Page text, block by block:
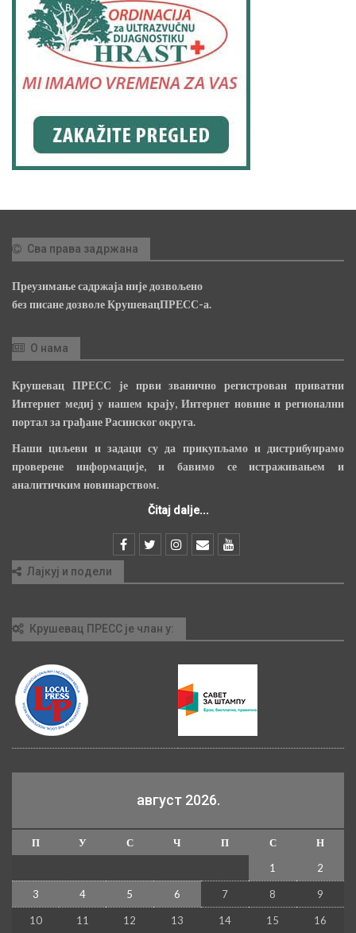
Сва права задржана
Преузимање садржаја није дозвољено
без писане дозволе КрушевацПРЕСС-а.
О нама
Крушевац ПРЕСС је први званично регистрован приватни
Интернет медиј у нашем крају, Интернет новине и регионални
портал за грађане Расинског округа.
Наши циљеви и задаци су да прикупљамо и дистрибуирамо
проверене информације, и бавимо се истраживањем и
аналитичким новинарством.
Čitaj dalje...
Лајкуј и подели
Крушевац ПРЕСС је члан у:
август 2026.
П У С Ч П С
Н
1
2
3 4 5 6 7 8 9
10 11 12 13 14 15 16